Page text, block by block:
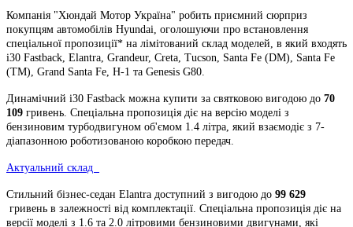
Компанія "Хюндай Мотор Україна" робить приємний сюрприз
покупцям автомобілів Hyundai, оголошуючи про встановлення
спеціальної пропозиції* на лімітований склад моделей, в який входять
i30 Fastback, Elantra, Grandeur, Creta, Tucson, Santa Fe (DM), Santa Fe
(ТМ), Grand Santa Fe, H-1 та Genesis G80.
Динамічний i30 Fastback можна купити за святковою вигодою до 70
109 гривень. Спеціальна пропозиція діє на версію моделі з
бензиновим турбодвигуном об'ємом 1.4 літра, який взаємодіє з 7-
діапазонною роботизованою коробкою передач.
Актуальний склад
Стильний бізнес-седан Elantra доступний з вигодою до 99 629
гривень в залежності від комплектації. Спеціальна пропозиція діє на
версії моделі з 1.6 та 2.0 літровими бензиновими двигунами, які